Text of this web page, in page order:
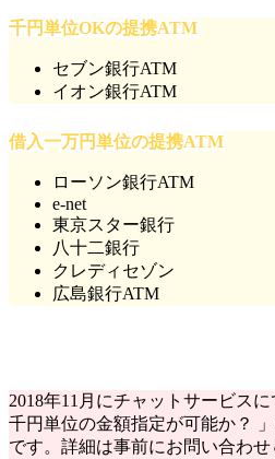
千円単位OKの提携ATM
セブン銀行ATM
イオン銀行ATM
借入一万円単位の提携ATM
ローソン銀行ATM
e-net
東京スター銀行
八十二銀行
クレディセゾン
広島銀行ATM
2018年11月にチャットサービス
千円単位の金額指定が可能か？
です。詳細は事前にお問い合わ